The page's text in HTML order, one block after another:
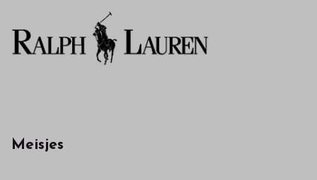
Meisjes